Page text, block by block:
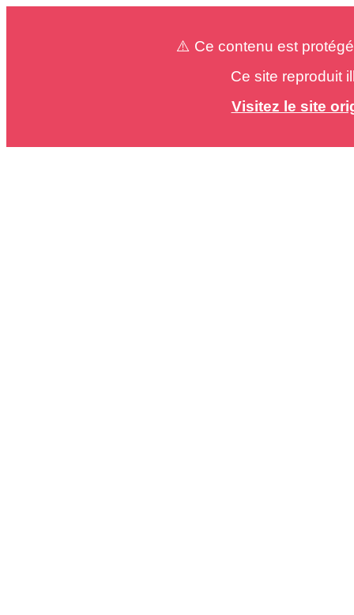
⚠️ Ce contenu est
Ce site reproduit
Visitez le site